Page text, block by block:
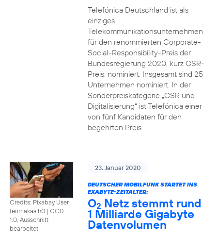
Telefónica Deutschland ist als
einziges
Telekommunikationsunternehmen
für den renommierten Corporate-
Social-Responsibility-Preis der
Bundesregierung 2020, kurz CSR-
Preis, nominiert. Insgesamt sind 25
Unternehmen nominiert. In der
Sonderpreiskategorie „CSR und
Digitalisierung“ ist Telefónica einer
von fünf Kandidaten für den
begehrten Preis.
Credits: Pixabay User
terimakasih0 | CC0
1.0, Ausschnitt
bearbeitet
23. Januar 2020
DEUTSCHER MOBILFUNK STARTET INS
EXABYTE-ZEITALTER:
O2 Netz stemmt rund
1 Milliarde Gigabyte
Datenvolumen